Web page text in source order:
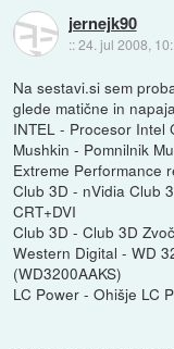
jernejk90
::24. jul 2008,
Na sestavi.si sem
glede matične in
INTEL - Procesor Intel
Mushkin - Pomnilnik
Extreme Performance
Club 3D - nVidia Club
CRT+DVI
Club 3D - Club 3D
Western Digital - WD
(WD3200AAKS)
LC Power - Ohišje LC